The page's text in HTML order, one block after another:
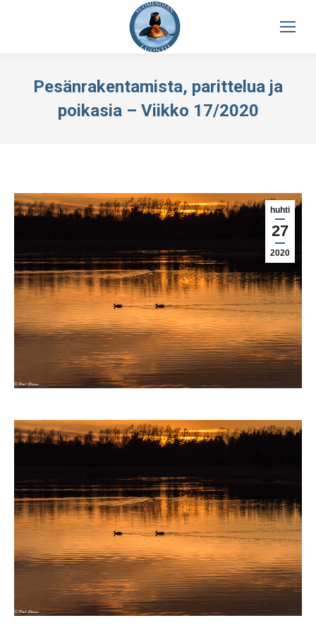
Pesänrakentamista, parittelua ja
poikasia – Viikko 17/2020
huhti
27
2020